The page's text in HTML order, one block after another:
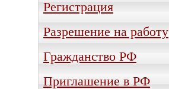
Регистрация
Разрешение на работу
Гражданство РФ
Приглашение в РФ